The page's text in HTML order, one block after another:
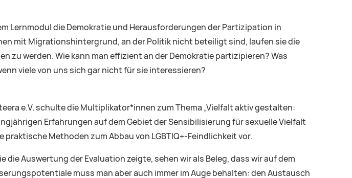
Lernmodul die Demokratie und Herausforderungen der Partizipation in
mit Migrationshintergrund, an der Politik nicht beteiligt sind, laufen sie die
zu werden. Wie kann man effizient an der Demokratie partizipieren? Was
viele von uns sich gar nicht für sie interessieren?
e.V. schulte die Multiplikator*innen zum Thema „Vielfalt aktiv gestalten:
Erfahrungen auf dem Gebiet der Sensibilisierung für sexuelle Vielfalt
Methoden zum Abbau von LGBTIQ+-Feindlichkeit vor.
Auswertung der Evaluation zeigte, sehen wir als Beleg, dass wir auf dem
muss man aber auch immer im Auge behalten: den Austausch